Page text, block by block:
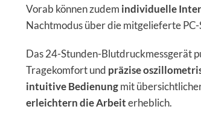
Vorab können zudem individuelle
Nachtmodus über die mitgelieferte
Das 24-Stunden-Blutdruckmessgerät
Tragekomfort und präzise
intuitive Bedienungmit
erleichtern die Arbeiterheblich.